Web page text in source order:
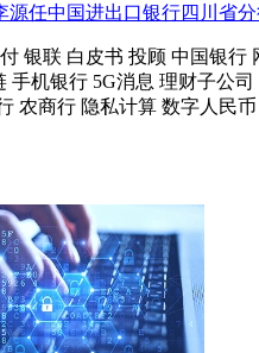
源任中国进出口银行四川省
银联 白皮书 投顾 中国银行
手机银行 5G消息 理财子公司
农商行 隐私计算 数字人民币